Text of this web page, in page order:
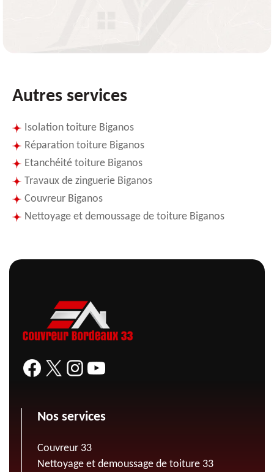
Autres services
Isolation toiture Biganos
Réparation toiture Biganos
Etanchéité toiture Biganos
Travaux de zinguerie Biganos
Couvreur Biganos
Nettoyage et demoussage de toiture Biganos
Nos services
Couvreur 33
Nettoyage et demoussage de toiture 33